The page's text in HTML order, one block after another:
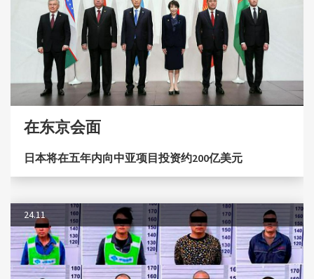
在东京会面
日本将在五年内向中亚项目投资约200亿美元
24.11